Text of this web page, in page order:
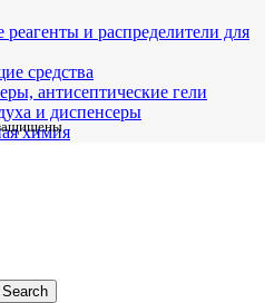
и распределители для
средства
антисептические гели
и диспенсеры
химия
Search